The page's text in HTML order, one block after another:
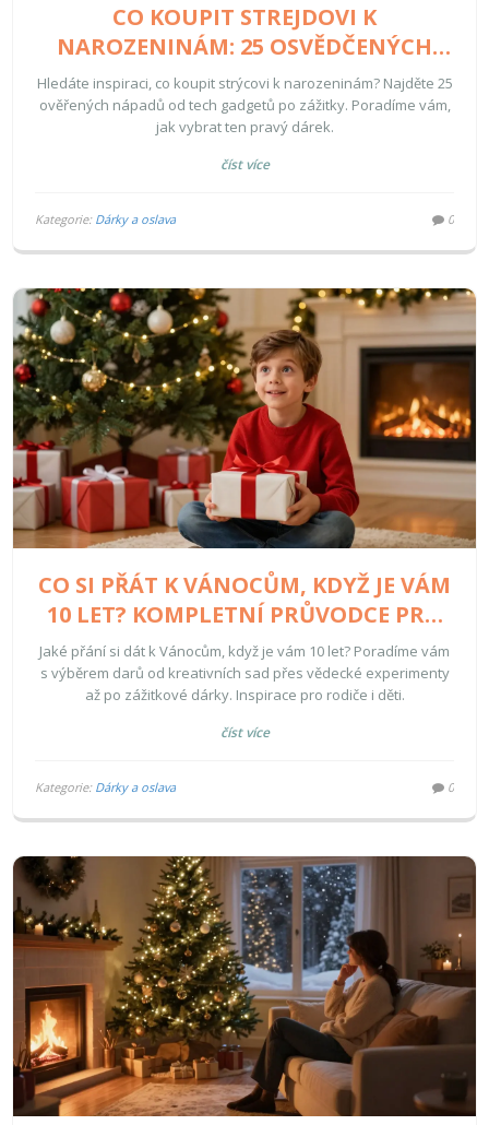
CO KOUPIT STREJDOVI K
NAROZENINÁM: 25 OSVĚDČENÝCH
NÁPADŮ PRO KAŽDÉHO STRÝCE
Hledáte inspiraci, co koupit strýcovi k narozeninám? Najděte 25
ověřených nápadů od tech gadgetů po zážitky. Poradíme vám,
jak vybrat ten pravý dárek.
číst více
Kategorie: Dárky a oslava 0
CO SI PŘÁT K VÁNOCŮM, KDYŽ JE VÁM
10 LET? KOMPLETNÍ PRŮVODCE PRO
RODIČE
Jaké přání si dát k Vánocům, když je vám 10 let? Poradíme vám
s výběrem darů od kreativních sad přes vědecké experimenty
až po zážitkové dárky. Inspirace pro rodiče i děti.
číst více
Kategorie: Dárky a oslava 0